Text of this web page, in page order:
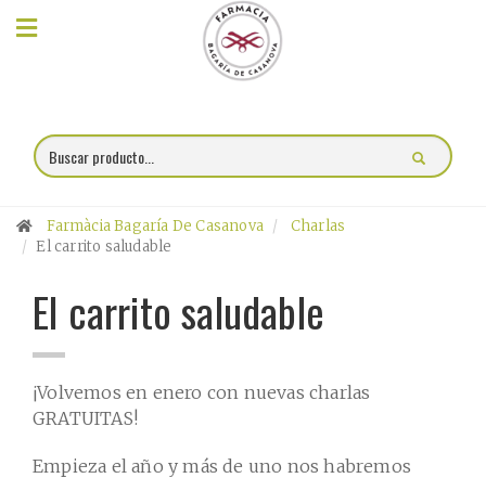
×
online
Farmacia
Blog
Charlas
Promociones
Encargo
fórmulas
Farmàcia Bagaría De Casanova
Charlas
El carrito saludable
El carrito saludable
¡Volvemos en enero con nuevas charlas
GRATUITAS!
Empieza el año y más de uno nos habremos